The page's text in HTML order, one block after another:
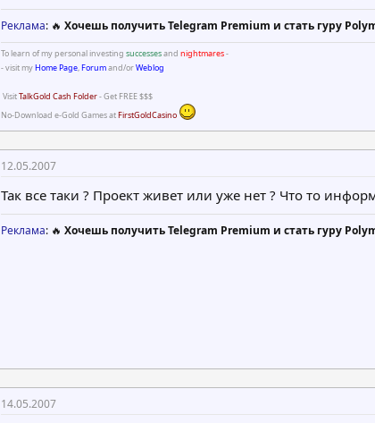
Реклама: 🔥 Хочешь получить Telegram Premium и стать гуру
To learn of my personal investing successesand nightmares-
- visit myHome Page,Forumand/orWeblog
VisitTalkGold Cash Folder- Get FREE $$$
No-Download e-Gold Games atFirstGoldCasino
12.05.2007
Так все таки ? Проект живет или уже нет ? Что то
Реклама: 🔥 Хочешь получить Telegram Premium и стать гуру
14.05.2007